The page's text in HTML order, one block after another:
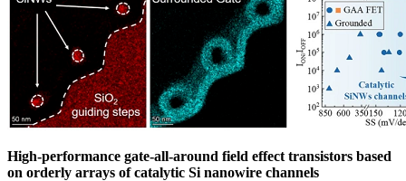
High-performance gate-all-around field effect transistors based
on orderly arrays of catalytic Si nanowire channels